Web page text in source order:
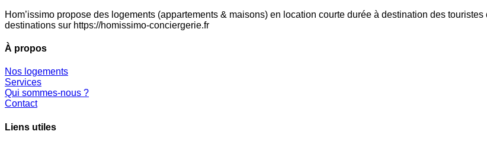
Hom’issimo propose des logements (appartements & maisons) en location courte durée à destination des
destinations sur https://homissimo-conciergerie.fr
À propos
Nos logements
Services
Qui sommes-nous ?
Contact
Liens utiles